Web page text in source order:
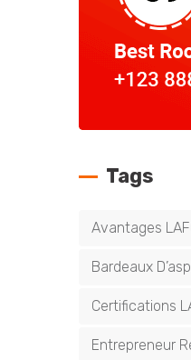
Tags
Avantages
Bardeaux
Certifications
Entrepreneur